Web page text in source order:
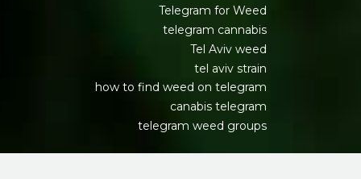
Telegram for Weed
telegram cannabis
Tel Aviv weed
tel aviv strain
how to find weed on telegram
canabis telegram
telegram weed groups